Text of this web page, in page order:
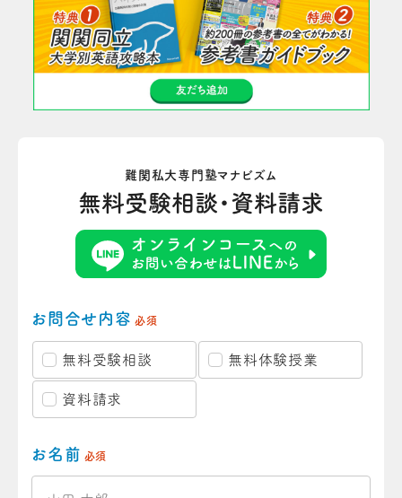
難関私大専門塾マナビズム
無料受験相談・資料請求
お問合せ内容 必須
無料受験相談 無料体験授業
資料請求
お名前 必須